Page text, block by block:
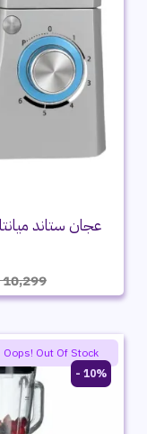
10,299
10% -
Oops! Out Of Stock